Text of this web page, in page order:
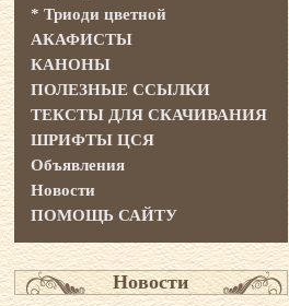
* Триоди цветной
АКАФИСТЫ
КАНОНЫ
ПОЛЕЗНЫЕ ССЫЛКИ
ТЕКСТЫ ДЛЯ СКАЧИВАНИЯ
ШРИФТЫ ЦСЯ
Объявления
Новости
ПОМОЩЬ САЙТУ
Новости